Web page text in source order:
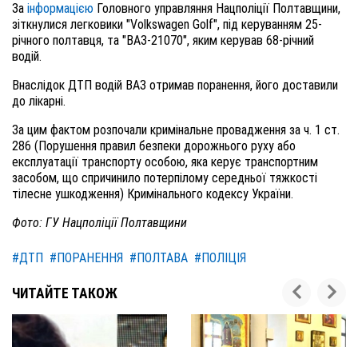
За інформацією Головного управляння Нацполіції Полтавщини,
зіткнулися легковики "Volkswagen Golf", під керуванням 25-
річного полтавця, та "ВАЗ-21070", яким керував 68-річний
водій.
Внаслідок ДТП водій ВАЗ отримав поранення, його доставили
до лікарні.
За цим фактом розпочали кримінальне провадження за ч. 1 ст.
286 (Порушення правил безпеки дорожнього руху або
експлуатації транспорту особою, яка керує транспортним
засобом, що спричинило потерпілому середньої тяжкості
тілесне ушкодження) Кримінального кодексу України.
Фото: ГУ Нацполіції Полтавщини
#ДТП #ПОРАНЕННЯ #ПОЛТАВА #ПОЛІЦІЯ
ЧИТАЙТЕ ТАКОЖ